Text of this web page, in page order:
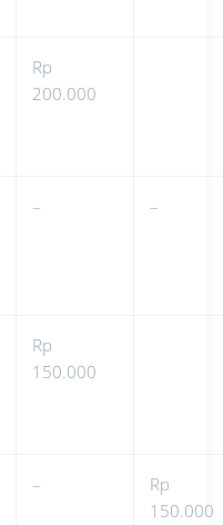
Rp
200.000
– –
Rp
150.000
–
Rp
150.000